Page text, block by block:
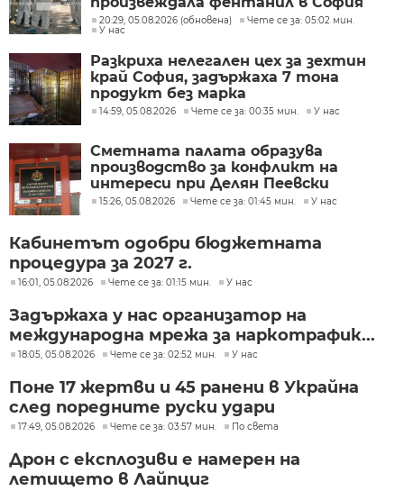
20:29, 05.08.2026 (обновена)
Чете се за: 05:02 мин.
У нас
Разкриха нелегален цех за зехтин
край София, задържаха 7 тона
продукт без марка
14:59, 05.08.2026 Чете се за: 00:35 мин. У нас
Сметната палата образува
производство за конфликт на
интереси при Делян Пеевски
15:26, 05.08.2026 Чете се за: 01:45 мин. У нас
Кабинетът одобри бюджетната
процедура за 2027 г.
16:01, 05.08.2026 Чете се за: 01:15 мин. У нас
Задържаха у нас организатор на
международна мрежа за наркотрафик...
18:05, 05.08.2026 Чете се за: 02:52 мин. У нас
Поне 17 жертви и 45 ранени в Украйна
след поредните руски удари
17:49, 05.08.2026 Чете се за: 03:57 мин. По света
Дрон с експлозиви е намерен на
летището в Лайпциг